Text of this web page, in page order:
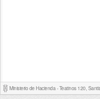
Ministerio de Hacienda - Teatinos 120,